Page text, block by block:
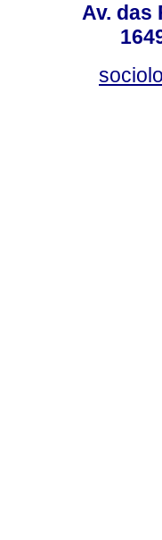
Av. das